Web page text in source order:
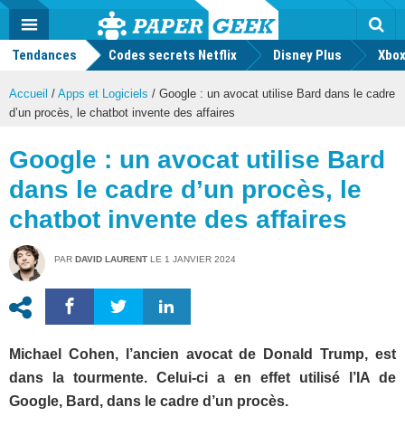
Actu
geek
MENU
Tendances Codes secrets Netflix Disney Plus
Accueil / Apps et Logiciels / Google : un avocat utilise Bard dans le cadre
d’un procès, le chatbot invente des affaires
Google : un avocat utilise Bard
dans le cadre d’un procès, le
chatbot invente des affaires
PAR DAVID LAURENT LE 1 JANVIER 2024
Michael Cohen, l’ancien avocat de Donald Trump, est
dans la tourmente. Celui-ci a en effet utilisé l’IA de
Google, Bard, dans le cadre d’un procès.
Mode
FacebookTwitter Youtube